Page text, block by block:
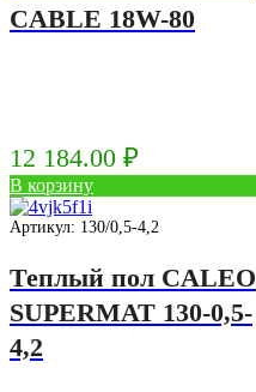
CABLE 18W-80
12 184.00 ₽
В корзину
Артикул: 130/0,5-4,2
Теплый пол CALEO
SUPERMAT 130-0,5-
4,2